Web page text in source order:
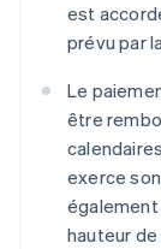
est
prévu par
Le
être
exerce
également
hauteur